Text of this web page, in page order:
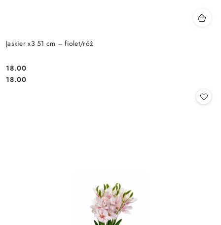
Jaskier x3 51 cm – fiolet/róż
Cena:
18.00
Cena:
18.00